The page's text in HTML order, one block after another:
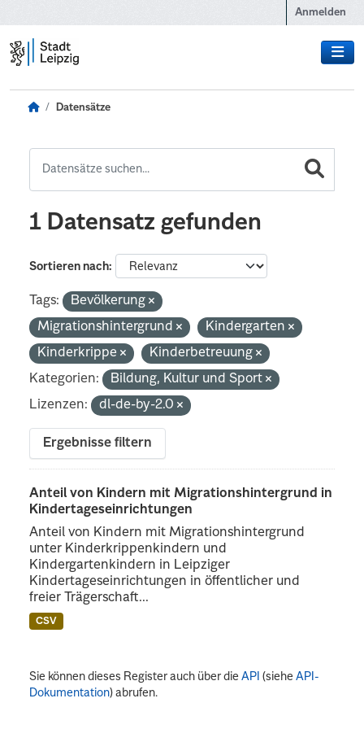
Anmelden
Datensätze
1 Datensatz gefunden
Sortieren nach
Tags:
Bevölkerung
Migrationshintergrund
Kindergarten
Kinderkrippe
Kinderbetreuung
Kategorien:
Bildung, Kultur und Sport
Lizenzen:
dl-de-by-2.0
Ergebnisse filtern
Anteil von Kindern mit Migrationshintergrund in
Kindertageseinrichtungen
Anteil von Kindern mit Migrationshintergrund
unter Kinderkrippenkindern und
Kindergartenkindern in Leipziger
Kindertageseinrichtungen in öffentlicher und
freier Trägerschaft...
CSV
Sie können dieses Register auch über dieAPI (sieheAPI-
Dokumentation) abrufen.